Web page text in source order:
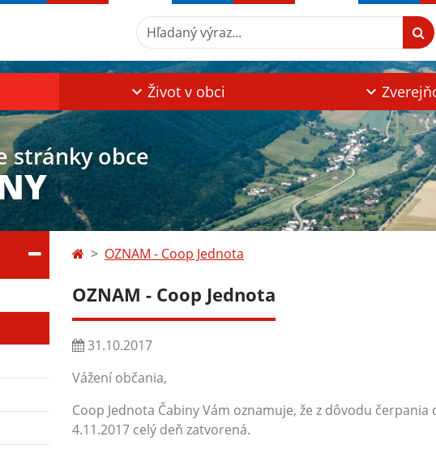
Hľadaný výraz...
Život v obci
stránky obce
OZNAM - Coop Jednota
OZNAM - Coop Jednota
31.10.2017
Vážení občania,
Coop Jednota Čabiny Vám oznamuje, že z dôvodu
4.11.2017 celý deň zatvorená.